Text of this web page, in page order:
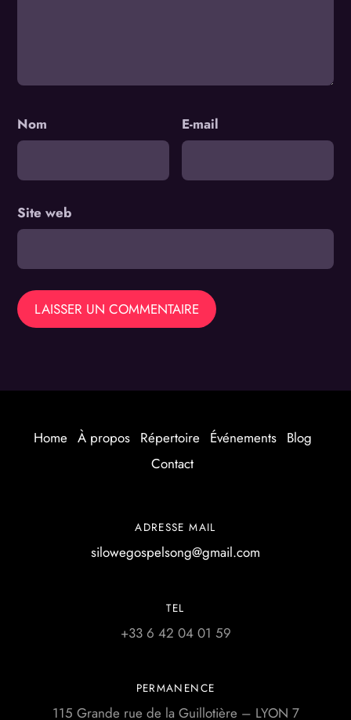
Nom E-mail
Site web
ADRESSE MAIL
silowegospelsong@gmail.com
TEL
+33 6 42 04 01 59
PERMANENCE
115 Grande rue de la Guillotière – LYON 7
Home À propos Répertoire Événements
Blog
Contact